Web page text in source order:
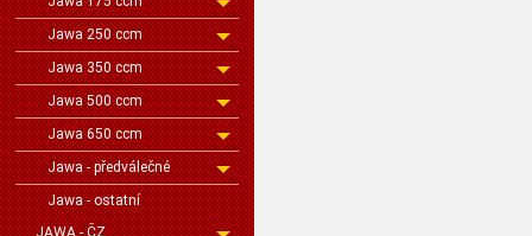
Jawa 250 ccm
Jawa 350 ccm
Jawa 500 ccm
Jawa 650 ccm
Jawa - předválečné
Jawa - ostatní
JAWA - ČZ